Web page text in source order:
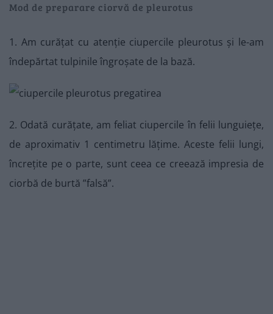
Mod de preparare ciorvă de pleurotus
1. Am curățat cu atenție ciupercile pleurotus și le-am
îndepărtat tulpinile îngroșate de la bază.
2. Odată curățate, am feliat ciupercile în felii lunguiețe,
de aproximativ 1 centimetru lățime. Aceste felii lungi,
încrețite pe o parte, sunt ceea ce creează impresia de
ciorbă de burtă ”falsă”.